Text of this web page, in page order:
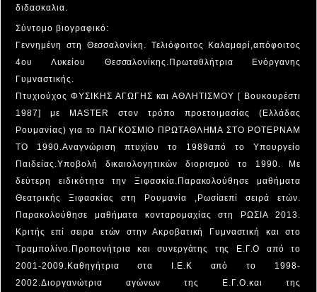
διδασκαλια.
Σύντομο βιογραφικό:
Γεννημένη στη Θεσσαλονίκη. Τελιόφοιτος Καλαμαρί,απόφοιτος
4ου Λυκείου Θεσσαλονίκης.Πρωταθλήτρια Ενόργανης
Γυμναστικής.
Πτυχιούχος ΦΥΣΙΚΗΣ ΑΓΩΓΗΣ και ΑΘΛΗΤΙΣΜΟΥ [ Βουκουρέστι
1987] με MASTER στον τρόπο προετοιμασίας (Ελλάδας
Ρουμανίας) για το ΠΑΓΚΟΣΜΙΟ ΠΡΩΤΑΘΛΗΜΑ ΣΤΟ ΡΟΤΕΡΝΑΜ
ΤΟ 1990.Αναγνώριση πτυχίου το 1989από το Υπουργείο
Παιδείας.Υποβολή δικαιολογητικών διορισμού το 1990. Με
δεύτερη ειδικότητα την Ξιφασκία.Παρακολούθησε μαθήματα
Θεατρικής Ξιφασκίας στη Ρουμανία ,Ρωσίαεπί σειρά ετών.
Παρακολούθησε μαθήματα κονταρομαχίας στη ΡΩΣΙΑ 2013.
Κριτής επί σειρα ετών στην Ακροβατική Γυμναστική και στο
Τραμπολίνο.Προπονήτρια και συνεργάτης της Ε.Γ.Ο από το
2001-2009.Καθηγήτρια στα Ι.Ε.Κ από το 1998-
2002.Διοργανώτρια αγώνων της Ε.Γ.Ο.και της